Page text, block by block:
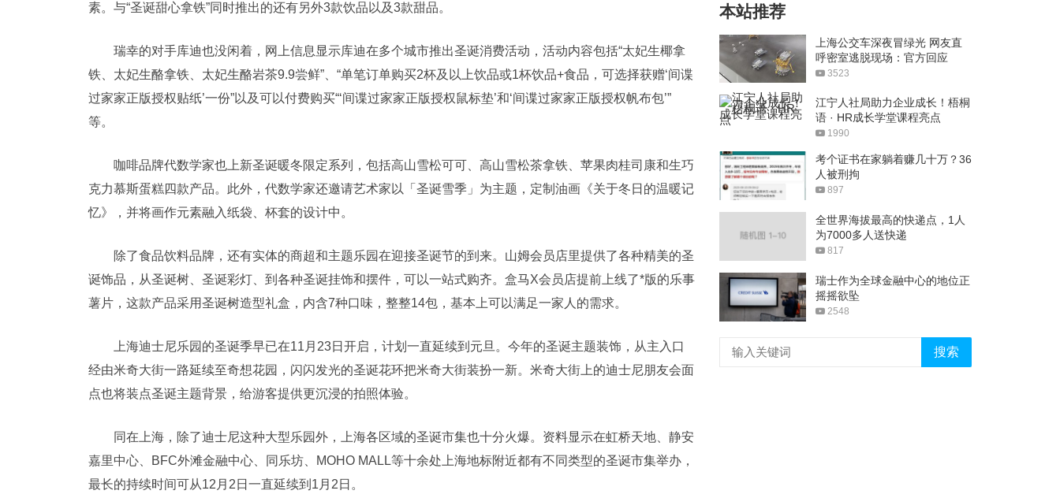
素。与“圣诞甜心拿铁”同时推出的还有另外3款饮品以及3款甜品。
瑞幸的对手库迪也没闲着，网上信息显示库迪在多个城市推出圣诞消费活动，活动内容包括“太妃生椰拿
铁、太妃生酪拿铁、太妃生酪岩茶9.9尝鲜”、“单笔订单购买2杯及以上饮品或1杯饮品+食品，可选择获赠‘间谍
过家家正版授权贴纸’一份”以及可以付费购买“‘间谍过家家正版授权鼠标垫’和‘间谍过家家正版授权帆布包’”
等。
咖啡品牌代数学家也上新圣诞暖冬限定系列，包括高山雪松可可、高山雪松茶拿铁、苹果肉桂司康和生巧
克力慕斯蛋糕四款产品。此外，代数学家还邀请艺术家以「圣诞雪季」为主题，定制油画《关于冬日的温暖记
忆》，并将画作元素融入纸袋、杯套的设计中。
除了食品饮料品牌，还有实体的商超和主题乐园在迎接圣诞节的到来。山姆会员店里提供了各种精美的圣
诞饰品，从圣诞树、圣诞彩灯、到各种圣诞挂饰和摆件，可以一站式购齐。盒马X会员店提前上线了*版的乐事
薯片，这款产品采用圣诞树造型礼盒，内含7种口味，整整14包，基本上可以满足一家人的需求。
上海迪士尼乐园的圣诞季早已在11月23日开启，计划一直延续到元旦。今年的圣诞主题装饰，从主入口
经由米奇大街一路延续至奇想花园，闪闪发光的圣诞花环把米奇大街装扮一新。米奇大街上的迪士尼朋友会面
点也将装点圣诞主题背景，给游客提供更沉浸的拍照体验。
同在上海，除了迪士尼这种大型乐园外，上海各区域的圣诞市集也十分火爆。资料显示在虹桥天地、静安
嘉里中心、BFC外滩金融中心、同乐坊、MOHO MALL等十余处上海地标附近都有不同类型的圣诞市集举办，
最长的持续时间可从12月2日一直延续到1月2日。
本站推荐
上海公交车深夜冒绿光 网友直
呼密室逃脱现场：官方回应
3523
江宁人社局助力企业成长！梧桐
语 · HR成长学堂课程亮点
1990
考个证书在家躺着赚几十万？36
人被刑拘
897
全世界海拔最高的快递点，1人
为7000多人送快递
817
瑞士作为全球金融中心的地位正
摇摇欲坠
2548
搜索